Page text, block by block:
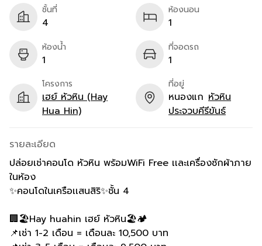
ชั้นที่
4
ห้องนอน
1
ห้องน้ำ
1
ที่จอดรถ
1
โครงการ
เฮย์ หัวหิน (Hay
Hua Hin)
ที่อยู่
หนองแก หัวหิน
ประจวบคีรีขันธ์
รายละเอียด
ปล่อยเช่าคอนโด หัวหิน พร้อมWiFi Free เเละเครื่องซักผ้าภาย
ในห้อง
✨คอนโดในเครือเเสนสิริ✨ชั้น 4
🏢🏖️Hay huahin เฮย์ หัวหิน🏖️🏕️
📌เช่า 1-2 เดือน = เดือนละ 10,500 บาท